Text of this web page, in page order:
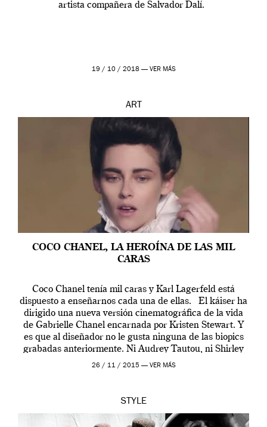
artista compañera de Salvador Dalí.
19 / 10 / 2018 — VER MÁS
ART
COCO CHANEL, LA HEROÍNA DE LAS MIL
CARAS
Coco Chanel tenía mil caras y Karl Lagerfeld está
dispuesto a enseñarnos cada una de ellas. El káiser ha
dirigido una nueva versión cinematográfica de la vida
de Gabrielle Chanel encarnada por Kristen Stewart. Y
es que al diseñador no le gusta ninguna de las biopics
grabadas anteriormente. Ni Audrey Tautou, ni Shirley
McLaine ni ninguna otra. A él […]
26 / 11 / 2015 — VER MÁS
STYLE